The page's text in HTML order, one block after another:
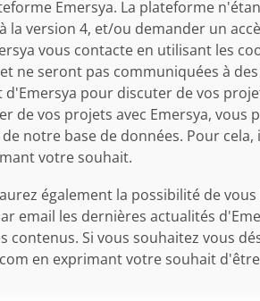
Emersya. La plateforme
version 4, et/ou demander un
vous contacte en utilisant les
ne seront pas communiquées à
pour discuter de vos
de vos projets avec Emersya, vous
notre base de données. Pour
votre souhait.
également la possibilité de
email les dernières actualités
Si vous souhaitez vous
en exprimant votre souhait